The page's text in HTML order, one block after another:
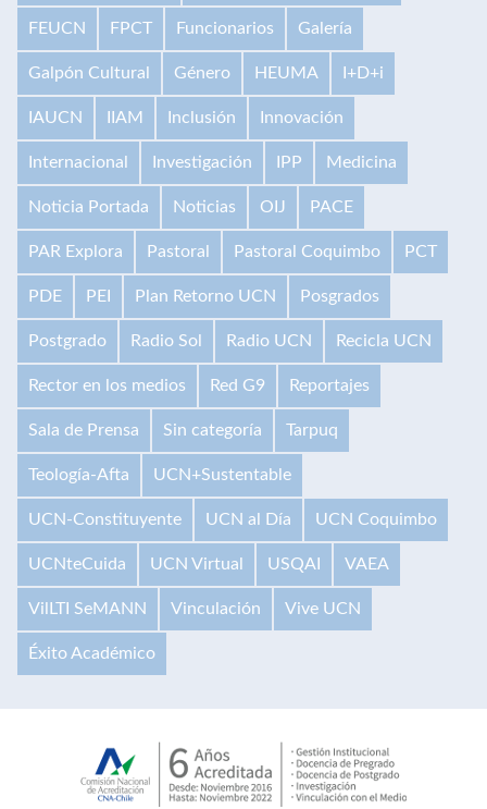
FEUCN FPCT Funcionarios Galería
Galpón Cultural Género HEUMA I+D+i
IAUCN IIAM Inclusión Innovación
Internacional Investigación IPP Medicina
Noticia Portada Noticias OIJ PACE
PAR Explora Pastoral Pastoral Coquimbo PCT
PDE PEI Plan Retorno UCN Posgrados
Postgrado Radio Sol Radio UCN Recicla UCN
Rector en los medios Red G9 Reportajes
Sala de Prensa Sin categoría Tarpuq
Teología-Afta UCN+Sustentable
UCN-Constituyente UCN al Día UCN Coquimbo
UCNteCuida UCN Virtual USQAI VAEA
VilLTI SeMANN Vinculación Vive UCN
Éxito Académico